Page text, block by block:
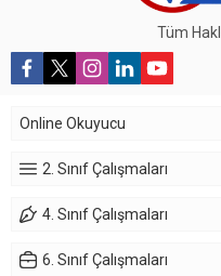
Tüm
Online Okuyucu
2. Sınıf Çalışmaları
4. Sınıf Çalışmaları
6. Sınıf Çalışmaları